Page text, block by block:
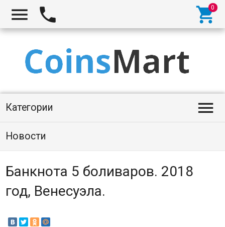
  
Категории 
Новости
Банкнота 5 боливаров. 2018
год, Венесуэла.